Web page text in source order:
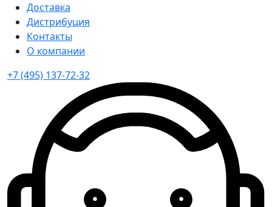
Доставка
Дистрибуция
Контакты
О компании
+7 (495) 137-72-32